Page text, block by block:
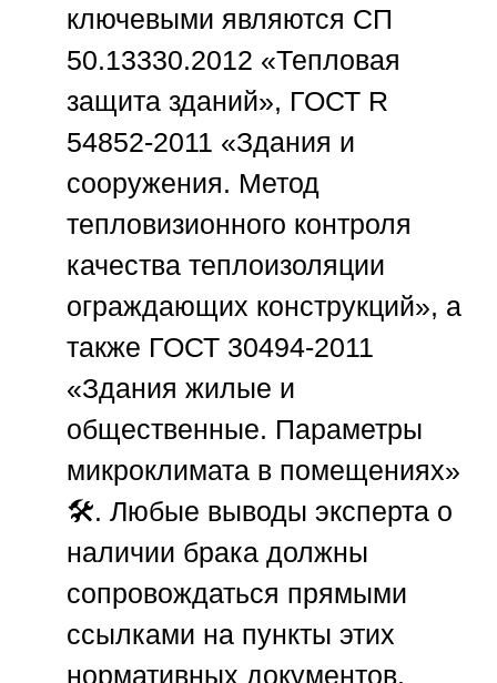
ключевыми являются СП
50.13330.2012 «Тепловая
защита зданий», ГОСТ R
54852-2011 «Здания и
сооружения. Метод
тепловизионного контроля
качества теплоизоляции
ограждающих конструкций», а
также ГОСТ 30494-2011
«Здания жилые и
общественные. Параметры
микроклимата в помещениях»
🛠️. Любые выводы эксперта о
наличии брака должны
сопровождаться прямыми
ссылками на пункты этих
нормативных документов.